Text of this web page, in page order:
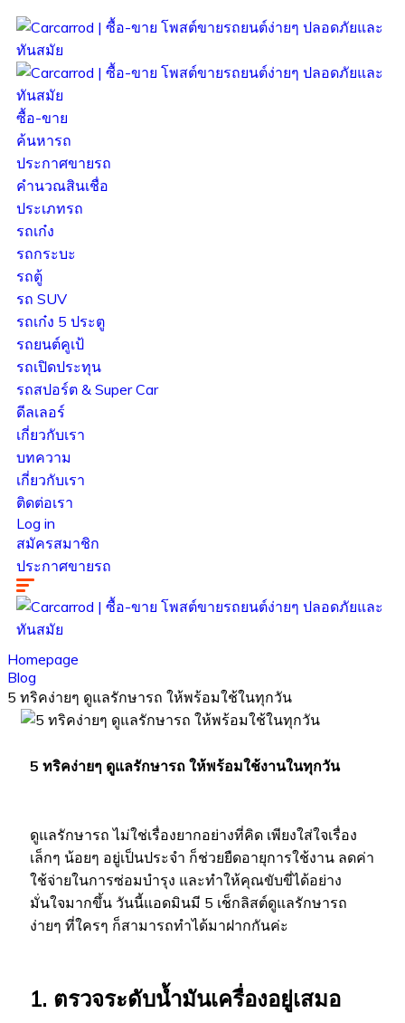
ซื้อ-ขาย
ค้นหารถ
ประกาศขายรถ
คำนวณสินเชื่อ
ประเภทรถ
รถเก๋ง
รถกระบะ
รถตู้
รถ SUV
รถเก๋ง 5 ประตู
รถยนต์คูเป้
รถเปิดประทุน
รถสปอร์ต & Super Car
ดีลเลอร์
เกี่ยวกับเรา
บทความ
เกี่ยวกับเรา
ติดต่อเรา
Log in
สมัครสมาชิก
ประกาศขายรถ
Homepage
Blog
5 ทริคง่ายๆ ดูแลรักษารถ ให้พร้อมใช้ในทุกวัน
5 ทริคง่ายๆ ดูแลรักษารถ ให้พร้อมใช้งานในทุกวัน
ดูแลรักษารถ ไม่ใช่เรื่องยากอย่างที่คิด เพียงใส่ใจเรื่อง
เล็กๆ น้อยๆ อยู่เป็นประจำ ก็ช่วยยืดอายุการใช้งาน ลดค่า
ใช้จ่ายในการซ่อมบำรุง และทำให้คุณขับขี่ได้อย่าง
มั่นใจมากขึ้น วันนี้แอดมินมี 5 เช็กลิสต์ดูแลรักษารถ
ง่ายๆ ที่ใครๆ ก็สามารถทำได้มาฝากกันค่ะ
1. ตรวจระดับน้ำมันเครื่องอยู่เสมอ